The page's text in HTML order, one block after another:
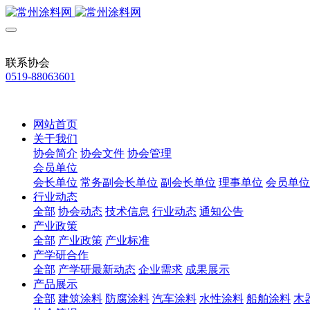
联系协会
0519-88063601
网站首页
关于我们
协会简介 协会文件 协会管理
会员单位
会长单位 常务副会长单位 副会长单位 理事单位 会员单位
行业动态
全部 协会动态 技术信息 行业动态 通知公告
产业政策
全部 产业政策 产业标准
产学研合作
全部 产学研最新动态 企业需求 成果展示
产品展示
全部 建筑涂料 防腐涂料 汽车涂料 水性涂料 船舶涂料 木